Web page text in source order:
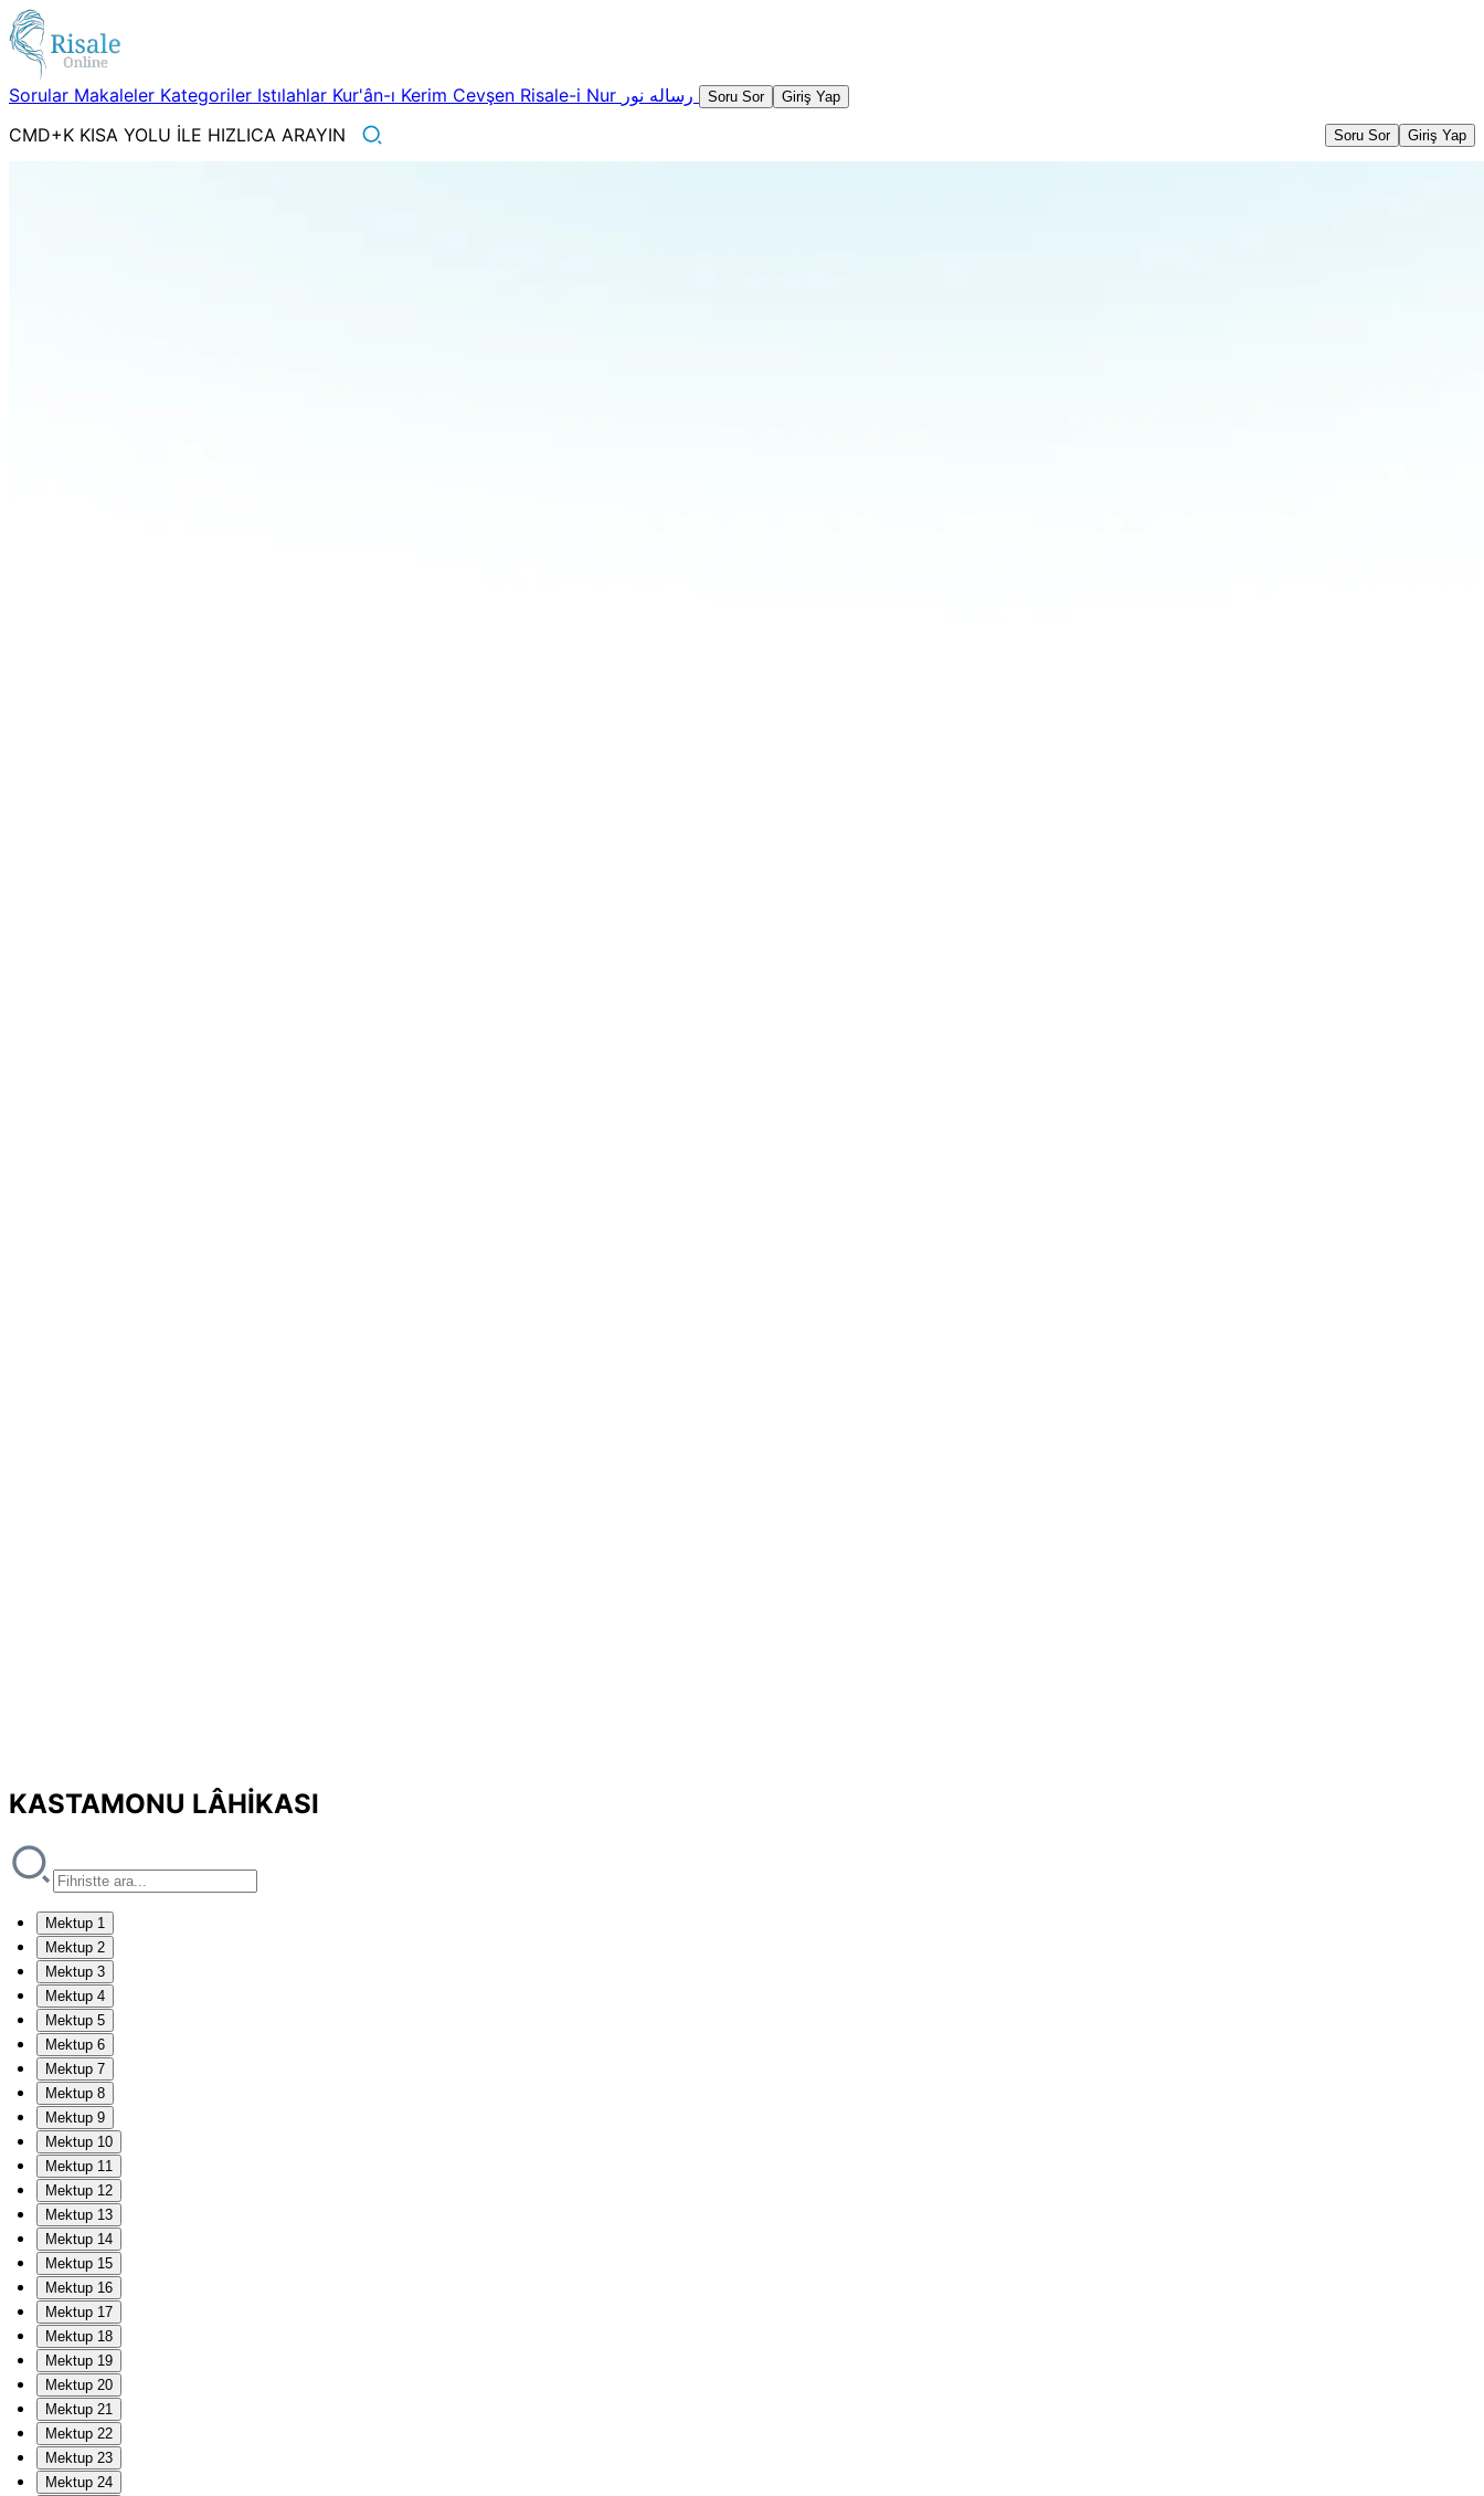
Sorular Makaleler Kategoriler Istılahlar Kur'ân-ı Kerim Cevşen Risale-i Nur Soru Sor Giriş Yap
CMD+K KISA YOLU İLE HIZLICA ARAYIN Soru Sor Giriş Yap
KASTAMONU LÂHİKASI
Mektup 1
Mektup 2
Mektup 3
Mektup 4
Mektup 5
Mektup 6
Mektup 7
Mektup 8
Mektup 9
Mektup 10
Mektup 11
Mektup 12
Mektup 13
Mektup 14
Mektup 15
Mektup 16
Mektup 17
Mektup 18
Mektup 19
Mektup 20
Mektup 21
Mektup 22
Mektup 23
Mektup 24